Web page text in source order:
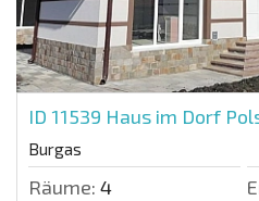
ID 11539 Haus im Dorf
Burgas
Räume: 4